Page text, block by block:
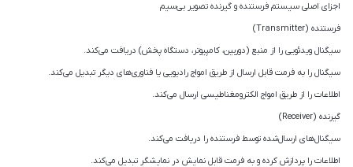
اجزای اصلی سیستم فرستنده و گیرنده تصویر بی‌سیم
فرستنده (Transmitter)
سیگنال ویدئویی را از منبع (دوربین، کامپیوتر، دستگاه پخش) دریافت می‌کند.
سیگنال را به فرمت قابل ارسال از طریق امواج رادیویی یا فناوری‌های دیگر تبدیل می‌کند.
اطلاعات را از طریق امواج الکترومغناطیسی ارسال می‌کند.
گیرنده (Receiver)
سیگنال‌های ارسال‌شده توسط فرستنده را دریافت می‌کند.
اطلاعات را پردازش کرده و به فرمت قابل نمایش در نمایشگر تبدیل می‌کند.